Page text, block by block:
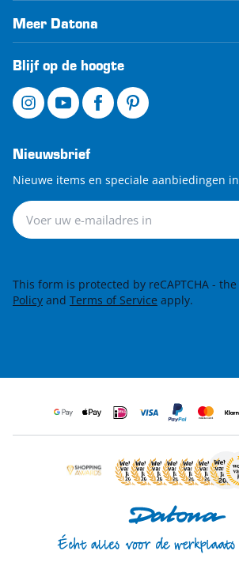
Meer Datona
Blijf op de hoogte
Nieuwsbrief
Nieuwe items en speciale aanbiedingen
Nieuwsbrief
This form is protected by reCAPTCHA - the
Policy and Terms of Service apply.